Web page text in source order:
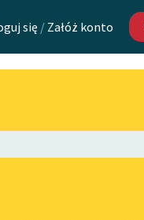
się / Załóż konto
Kontakt
O